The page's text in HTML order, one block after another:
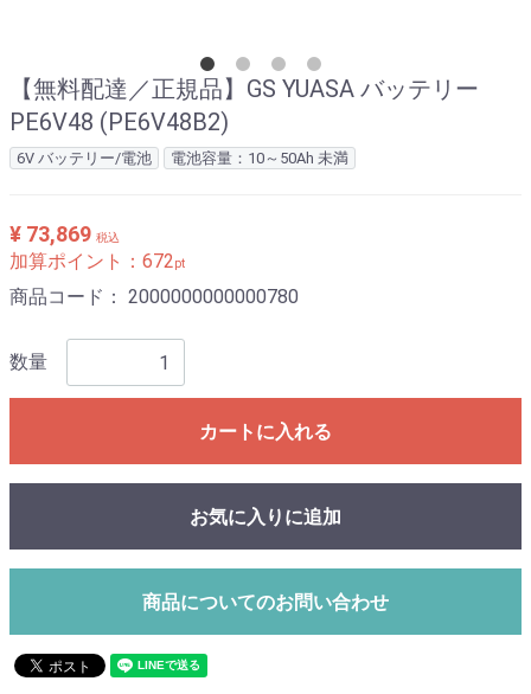
【無料配達／正規品】GS YUASA バッテリー
PE6V48 (PE6V48B2)
6V バッテリー/電池 電池容量：10～50Ah 未満
¥ 73,869 税込
加算ポイント： 672pt
商品コード： 2000000000000780
数量
カートに入れる
お気に入りに追加
商品についてのお問い合わせ